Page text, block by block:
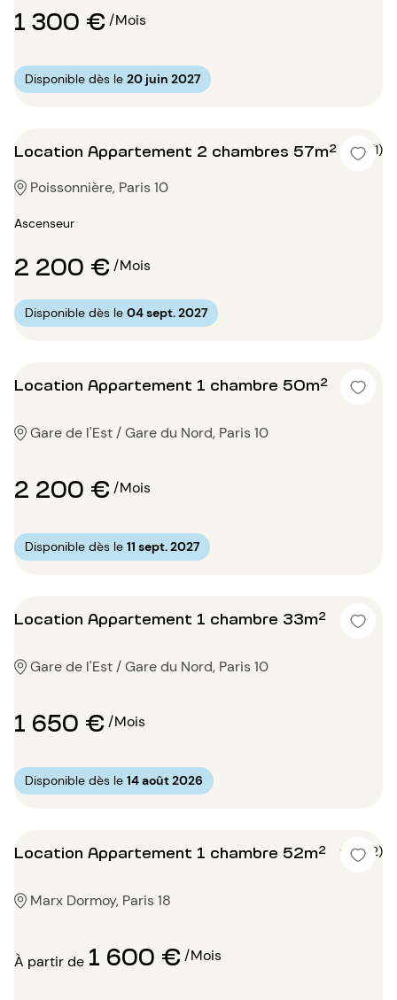
1 300 €/Mois
Disponible dès le 20 juin 2027
Location Appartement 2 chambres 57m² 4 (1)
Poissonnière, Paris 10
Ascenseur
2 200 €/Mois
Disponible dès le 04 sept. 2027
Location Appartement 1 chambre 50m²
Gare de l'Est / Gare du Nord, Paris 10
2 200 €/Mois
Disponible dès le 11 sept. 2027
Location Appartement 1 chambre 33m²
Gare de l'Est / Gare du Nord, Paris 10
1 650 €/Mois
Disponible dès le 14 août 2026
Location Appartement 1 chambre 52m² 5 (2)
Marx Dormoy, Paris 18
À partir de 1 600 €/Mois